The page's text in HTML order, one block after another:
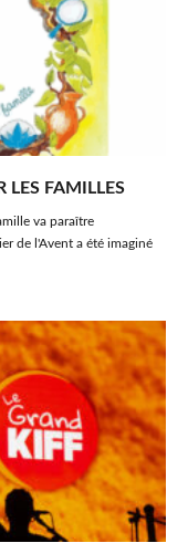
LES FAMILLES
va paraître
de l'Avent a été imaginé